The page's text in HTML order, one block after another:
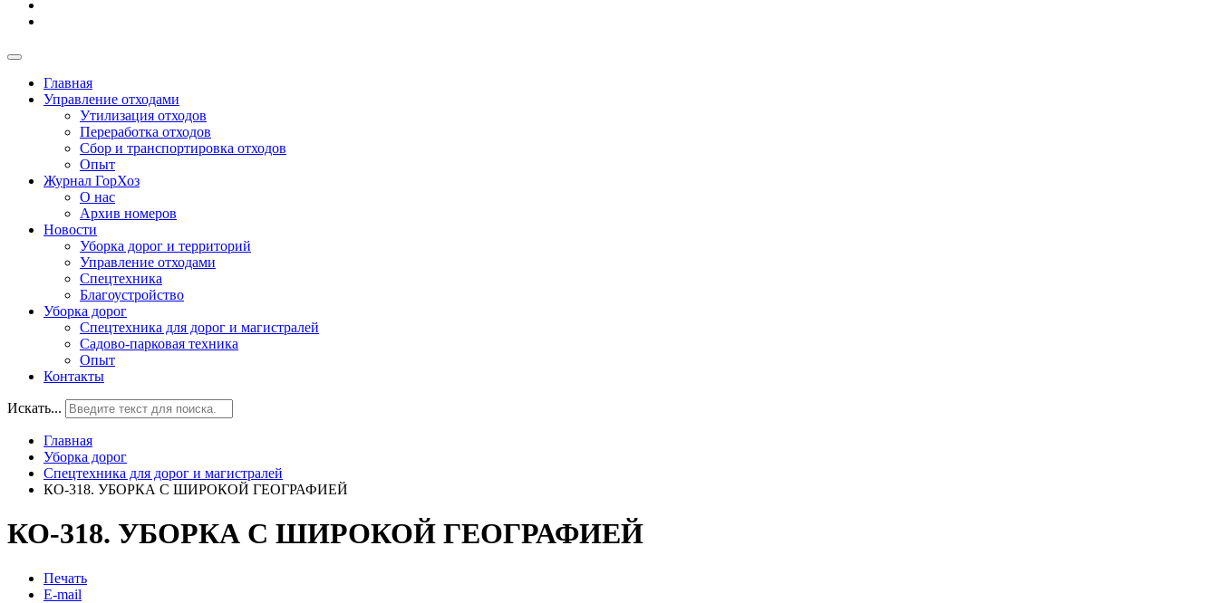
Главная
Управление отходами
Утилизация отходов
Переработка отходов
Сбор и транспортировка отходов
Опыт
Журнал ГорХоз
О нас
Архив номеров
Новости
Уборка дорог и территорий
Управление отходами
Спецтехника
Благоустройство
Уборка дорог
Спецтехника для дорог и магистралей
Садово-парковая техника
Опыт
Контакты
Искать...
Главная
Уборка дорог
Спецтехника для дорог и магистралей
КО-318. УБОРКА С ШИРОКОЙ ГЕОГРАФИЕЙ
КО-318. УБОРКА С ШИРОКОЙ ГЕОГРАФИЕЙ
Печать
E-mail